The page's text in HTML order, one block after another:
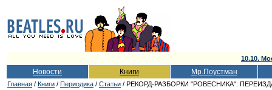
10.10.
Новости Книги Мр.Поустман
Главная / Книги / Периодика / Статьи / РЕКОРД-РАЗБОРКИ "РОВЕСНИКА":